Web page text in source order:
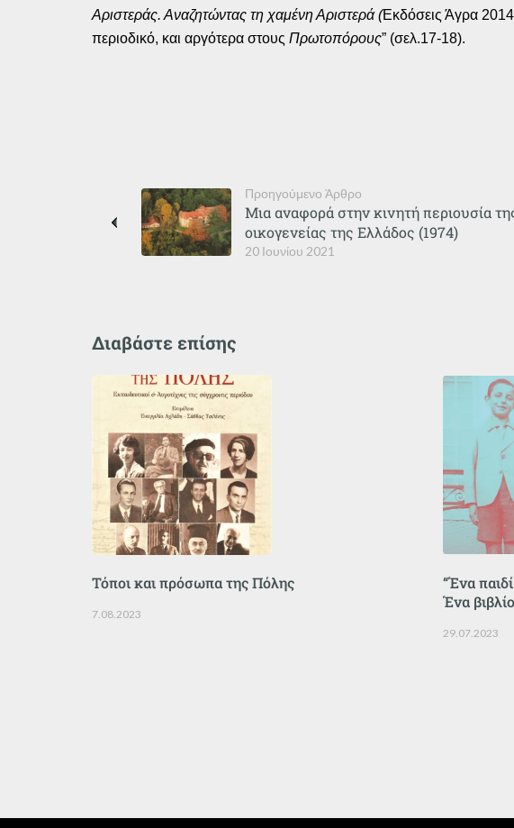
Αριστεράς. Αναζητώντας τη χαμένη Αριστερά (Εκδόσεις Άγρα
περιοδικό, και αργότερα στους Πρωτοπόρους” (σελ.17-18).
Προηγούμενο Άρθρο
20 Ιουνίου 2021
Μια αναφορά στην κινητή περιουσία
οικογενείας της Ελλάδος (1974)
Διαβάστε επίσης
Τόποι και πρόσωπα της Πόλης
7.08.2023
“Ένα
Ένα
29.07.2023